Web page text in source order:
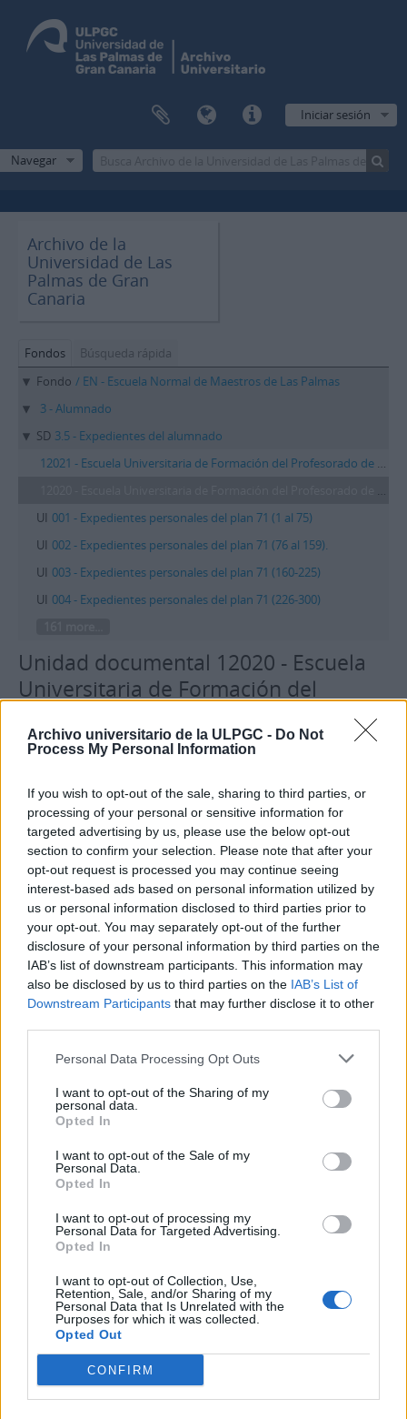
Archivo universitario de la ULPGC - Do Not
Process My Personal Information
If you wish to opt-out of the sale, sharing to third parties, or
processing of your personal or sensitive information for
targeted advertising by us, please use the below opt-out
section to confirm your selection. Please note that after your
opt-out request is processed you may continue seeing
interest-based ads based on personal information utilized by
us or personal information disclosed to third parties prior to
your opt-out. You may separately opt-out of the further
disclosure of your personal information by third parties on the
IAB’s list of downstream participants. This information may
also be disclosed by us to third parties on the IAB’s List of
Downstream Participants that may further disclose it to other
Personal Data Processing Opt Outs
I want to opt-out of the Sharing of my
personal data.
Opted In
I want to opt-out of the Sale of my
Personal Data.
Opted In
I want to opt-out of processing my
Personal Data for Targeted Advertising.
Opted In
I want to opt-out of Collection, Use,
Retention, Sale, and/or Sharing of my
Personal Data that Is Unrelated with the
Purposes for which it was collected.
Opted Out
CONFIRM
Iniciar sesión
Navegar
Archivo de la
Universidad de Las
Palmas de Gran
Canaria
Fondos
Búsqueda rápida
Fondo / EN - Escuela Normal de Maestros de Las Palmas
3 - Alumnado
SD 3.5 - Expedientes del alumnado
12021 - Escuela Universitaria de Formación del Profesorado de EGB. Plan 71
12020 - Escuela Universitaria de Formación del Profesorado de EGB. Plan 71
UI 001 - Expedientes personales del plan 71 (1 al 75)
UI 002 - Expedientes personales del plan 71 (76 al 159).
UI 003 - Expedientes personales del plan 71 (160-225)
UI 004 - Expedientes personales del plan 71 (226-300)
Unidad documental 12020 - Escuela
Universitaria de Formación del
Otros idiomas disponibles
Área de identidad
Código de
referencia
ES 35017 AULPGC / EN-3-3.5-12020
Título
Escuela Universitaria de Formación del
Profesorado de EGB. Plan 71
Fecha(s)
1980-1981 (Creación)
Nivel de
descripción
Unidad documental
Volumen y
soporte
(Pendiente de revisión y reestructuración)
productor
archivística
Archivo de la Universidad de Las Palmas de
Gran Canaria
Valorización,
destrucción y
Conservación permanente
Área de notas
contenido de las u.i.
Portapapeles
Agregar
Exporar
Informes